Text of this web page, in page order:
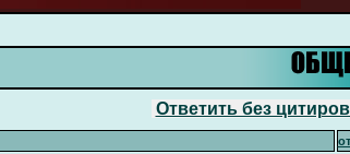
Ответить без